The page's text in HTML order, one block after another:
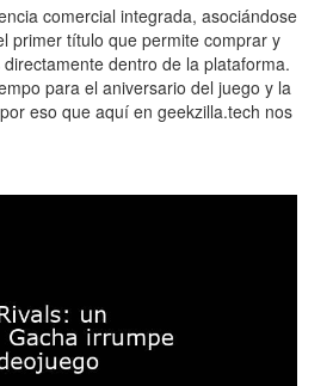
comercial integrada, asociándose
primer título que permite comprar y
dentro de la plataforma.
para el aniversario del juego y la
eso que aquí en geekzilla.tech nos